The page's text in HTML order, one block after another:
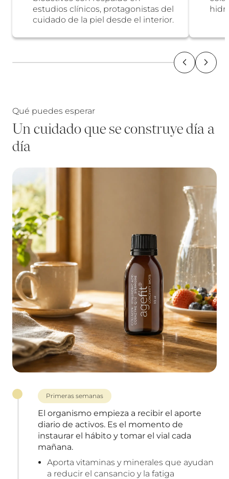
estudios clínicos, protagonistas del
cuidado de la piel desde el interior.
Qué puedes esperar
Un cuidado que se construye día a
día
Primeras semanas
El organismo empieza a recibir el aporte
diario de activos. Es el momento de
instaurar el hábito y tomar el vial cada
mañana.
Aporta vitaminas y minerales que ayudan
a reducir el cansancio y la fatiga